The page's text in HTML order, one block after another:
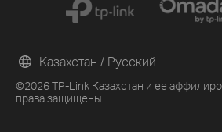
©2026 TP-Link Казахстан и ее
права защищены.
Казахстан / Русский